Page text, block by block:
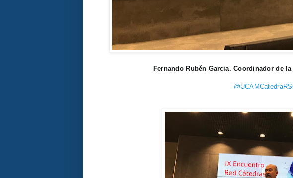
Fernando Rubén Garcia. Coordinador de la